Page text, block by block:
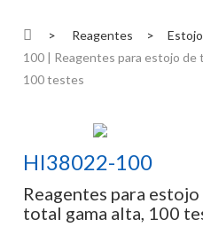
> Reagentes >
100 | Reagentes para estojo
100 testes
HI38022-100
Reagentes para
total gama alta, 100